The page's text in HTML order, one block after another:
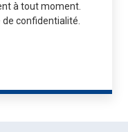
à tout moment.
confidentialité.